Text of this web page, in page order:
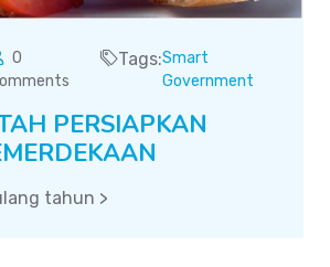
0
Tags:Smart
Government
PERSIAPKAN
tahun >